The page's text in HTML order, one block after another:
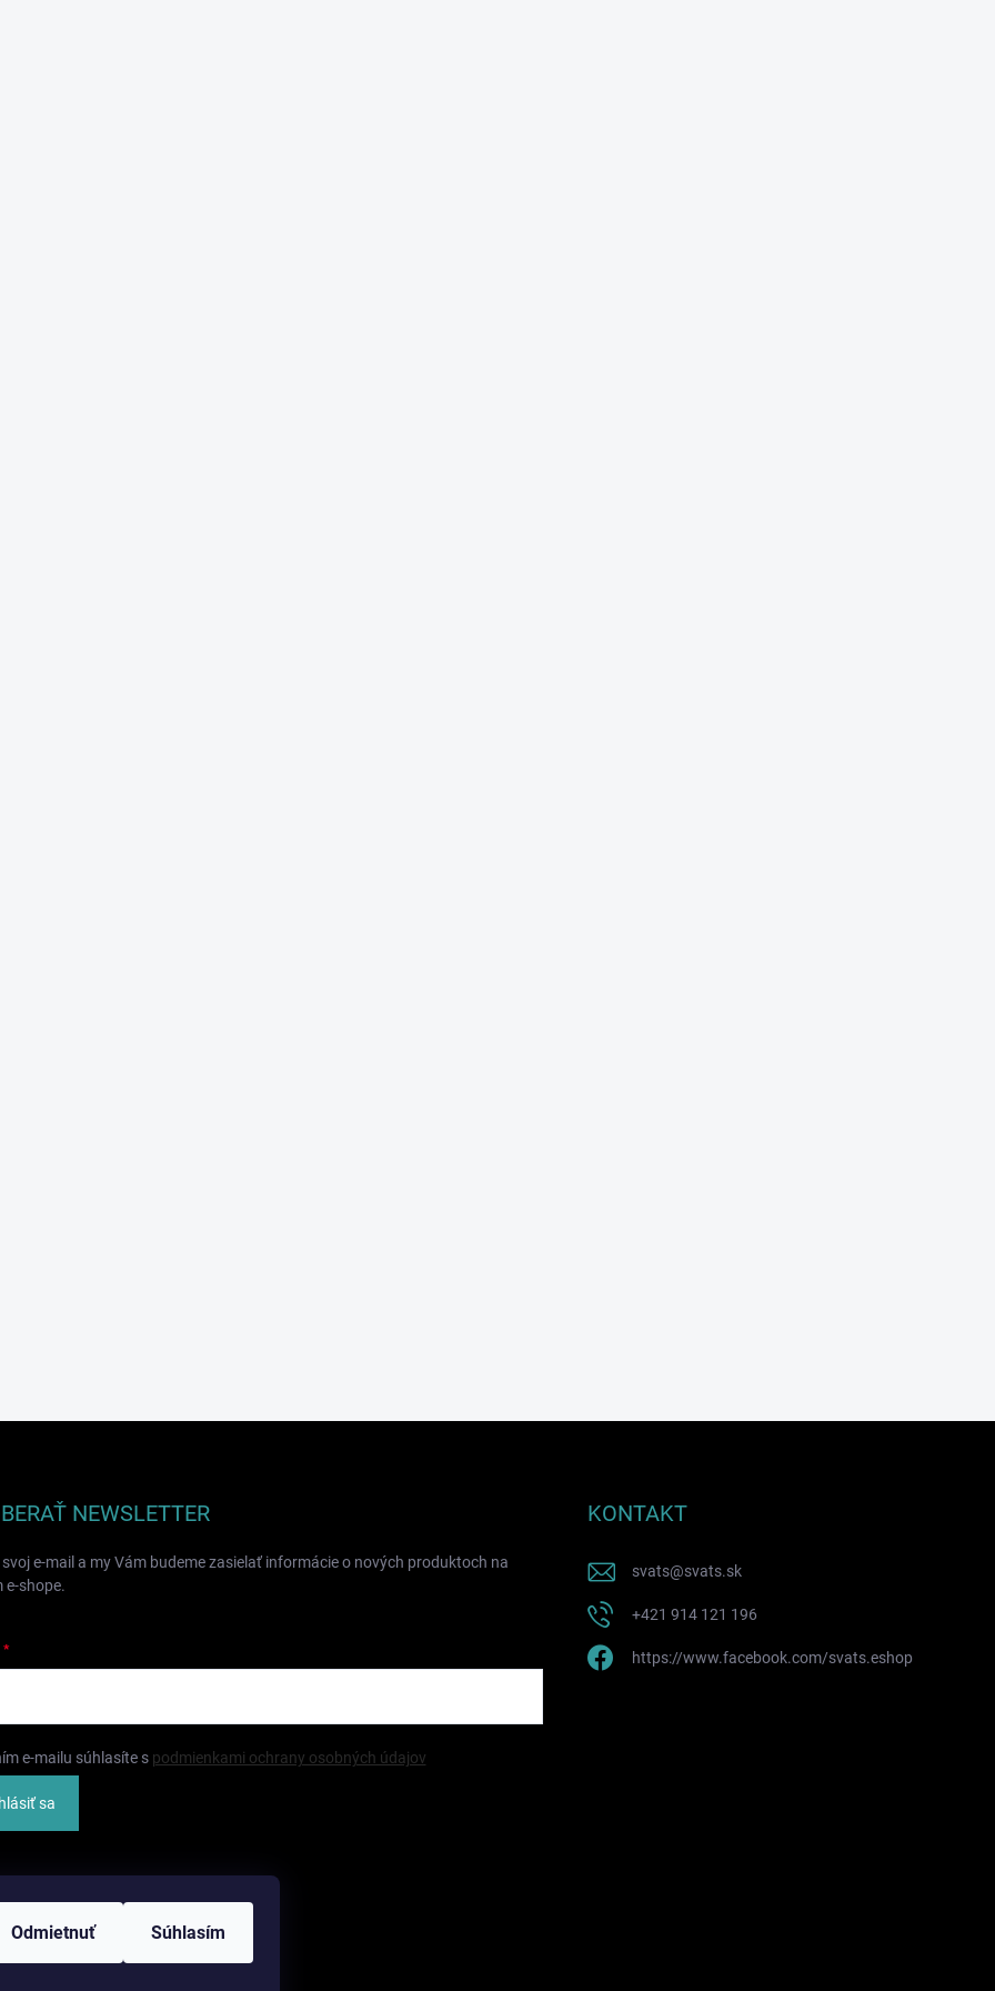
Odmietnuť Súhlasím
NEWSLETTER
e-mail a my Vám budeme zasielať informácie o nových produktoch na
e-shope.
e-mailu súhlasíte s podmienkami ochrany osobných údajov
sa
KONTAKT
svats@svats.sk
+421 914 121 196
https://www.facebook.com/svats.eshop